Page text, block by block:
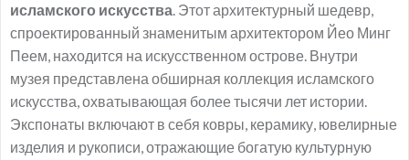
исламского искусства. Этот архитектурный шедевр,
спроектированный знаменитым архитектором Йео Минг
Пеем, находится на искусственном острове. Внутри
музея представлена обширная коллекция исламского
искусства, охватывающая более тысячи лет истории.
Экспонаты включают в себя ковры, керамику, ювелирные
изделия и рукописи, отражающие богатую культурную